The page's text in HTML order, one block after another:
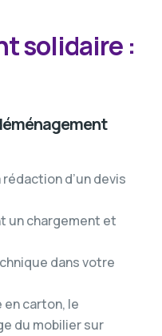
solidaire :
d’un devis
un chargement et
dans votre
en carton, le
du mobilier sur